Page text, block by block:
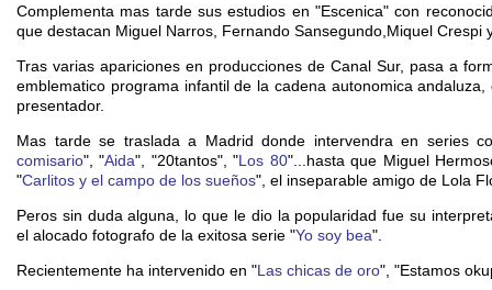
Complementa mas tarde sus estudios en "Escenica" con
que destacan Miguel Narros, Fernando Sansegundo,Miquel Crespi
Tras varias apariciones en producciones de Canal Sur, pasa a
emblematico programa infantil de la cadena autonomica
presentador.
Mas tarde se traslada a Madrid donde intervendra en series
comisario", "Aida", "20tantos", "Los 80"...hasta que Miguel
"Carlitos y el campo de los sueños", el inseparable amigo de Lola
Peros sin duda alguna, lo que le dio la popularidad fue su
el alocado fotografo de la exitosa serie "Yo soy bea".
Recientemente ha intervenido en "Las chicas de oro", "Estamos